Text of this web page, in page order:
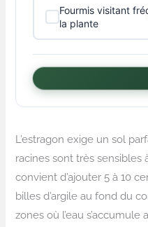
Fourmis visitant
la plante
L’estragon exige un sol
racines sont très sensibles
convient d’ajouter 5 à 10
billes d’argile au fond du
zones où l’eau s’accumule